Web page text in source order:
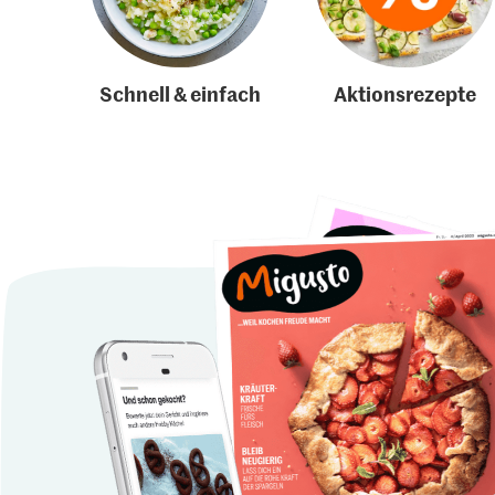
Schnell & einfach Aktionsrezepte